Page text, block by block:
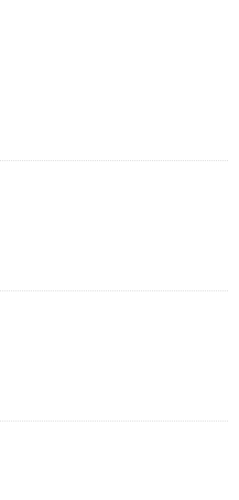
수도 있겠지
고 그러지 말라고 흔들기라도